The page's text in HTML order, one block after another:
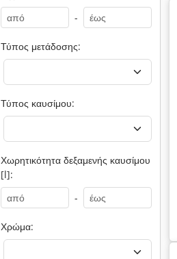
-
Τύπος μετάδοσης:
Τύπος καυσίμου:
Χωρητικότητα δεξαμενής καυσίμου
[l]:
-
Χρώμα: